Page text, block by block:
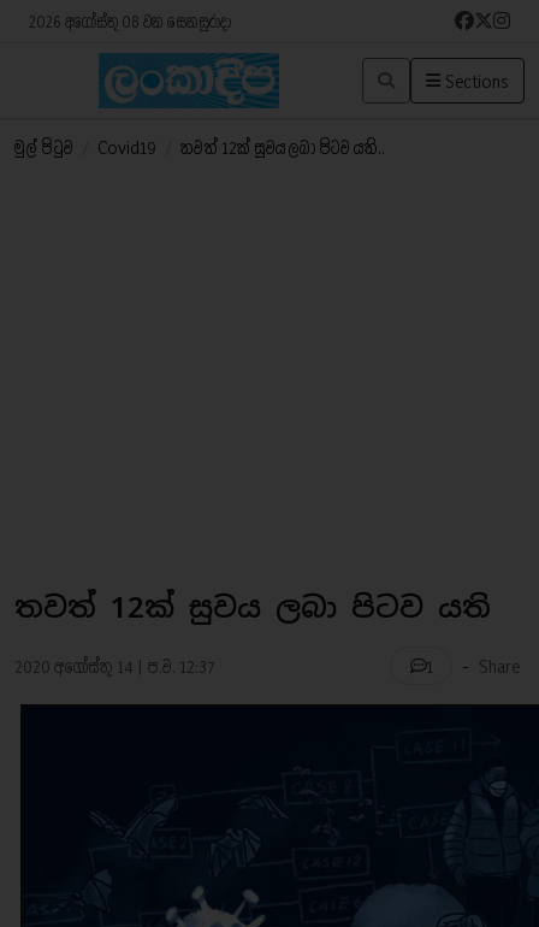
2026 අගෝස්තු 08 වන සෙනසුරාදා
Sections
මුල් පිටුව Covid19 තවත් 12ක් සුවය ලබා පිටව යති..
තවත් 12ක් සුවය ලබා පිටව යති
2020 අගෝස්තු 14 | ප.ව. 12:37 1 - Share